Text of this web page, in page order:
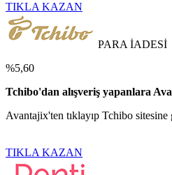
TIKLA KAZAN
PARA İADESİ
%5,60
Tchibo'dan alışveriş yapanlara
Avantajix'ten tıklayıp Tchibo
TIKLA KAZAN